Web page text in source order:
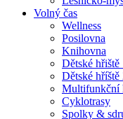
Volný čas
Wellness
Posilovna
Knihovna
Dětské hřiště
Dětské hříště
Multifunkční
Cyklotrasy
Spolky &